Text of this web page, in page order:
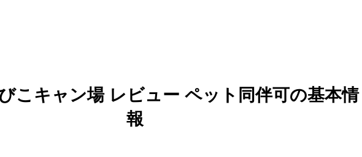
こキャン場 レビュー ペット同伴可の基本情
報